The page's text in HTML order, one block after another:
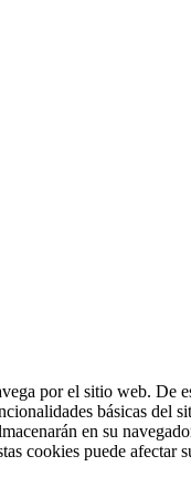
por el sitio web. De
básicas del
en su
cookies puede afectar